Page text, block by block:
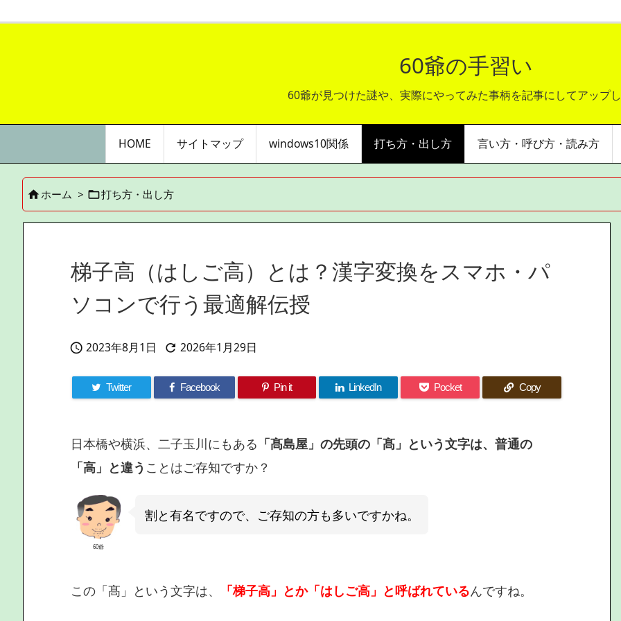
60爺の手習い
60爺が見つけた謎や、実際にやってみた事柄を記事にしてアップ
HOME サイトマップ windows10関係 打ち方・出し方 言い方・呼び方・読み方
ホーム > 打ち方・出し方
梯子高（はしご高）とは？漢字変換をスマホ・パ
ソコンで行う最適解伝授
 2023年8月1日  2026年1月29日
Twitter Facebook Pin it LinkedIn Pocket Copy
日本橋や横浜、二子玉川にもある 「髙島屋」の先頭の「髙」という文字は、普通の
「高」と違う ことはご存知ですか？
60爺
割と有名ですので、ご存知の方も多いですかね。
この「髙」という文字は、 「梯子高」とか「はしご高」と呼ばれているんですね。